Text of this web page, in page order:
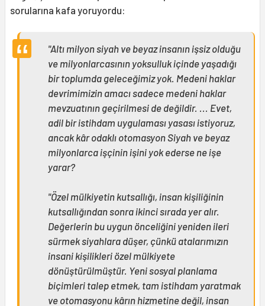
sorularına kafa yoruyordu:
"Altı milyon siyah ve beyaz insanın işsiz olduğu
ve milyonlarcasının yoksulluk içinde yaşadığı
bir toplumda geleceğimiz yok. Medeni haklar
devrimimizin amacı sadece medeni haklar
mevzuatının geçirilmesi de değildir. ... Evet,
adil bir istihdam uygulaması yasası istiyoruz,
ancak kâr odaklı otomasyon Siyah ve beyaz
milyonlarca işçinin işini yok ederse ne işe
yarar?
"Özel mülkiyetin kutsallığı, insan kişiliğinin
kutsallığından sonra ikinci sırada yer alır.
Değerlerin bu uygun önceliğini yeniden ileri
sürmek siyahlara düşer, çünkü atalarımızın
insani kişilikleri özel mülkiyete
dönüştürülmüştür. Yeni sosyal planlama
biçimleri talep etmek, tam istihdam yaratmak
ve otomasyonu kârın hizmetine değil, insan